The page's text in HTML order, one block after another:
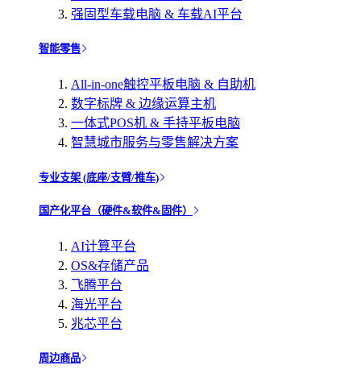
强固型车载电脑 & 车载AI平台
智能零售
All-in-one触控平板电脑 & 自助机
数字标牌 & 边缘运算主机
一体式POS机 & 手持平板电脑
智慧城市服务与零售解决方案
专业支架 (底座/支臂/推车)
国产化平台（硬件&软件&固件）
AI计算平台
OS&存储产品
飞腾平台
海光平台
兆芯平台
周边商品